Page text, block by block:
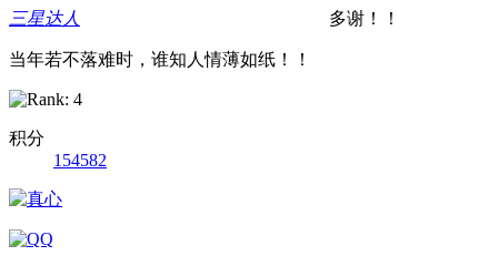
三星达人
当年若不落难时，谁知人情薄如纸！！
积分
154582
多谢！！